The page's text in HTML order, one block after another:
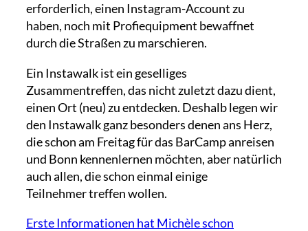
erforderlich, einen Instagram-Account zu
haben, noch mit Profiequipment bewaffnet
durch die Straßen zu marschieren.
Ein Instawalk ist ein geselliges
Zusammentreffen, das nicht zuletzt dazu dient,
einen Ort (neu) zu entdecken. Deshalb legen wir
den Instawalk ganz besonders denen ans Herz,
die schon am Freitag für das BarCamp anreisen
und Bonn kennenlernen möchten, aber natürlich
auch allen, die schon einmal einige
Teilnehmer treffen wollen.
Erste Informationen hat Michèle schon